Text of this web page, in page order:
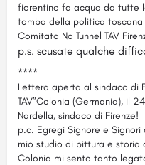
fiorentino fa acqua da tutte
tomba della politica
Comitato No Tunnel TAV
p.s. scusate qualche
****
Lettera aperta al sindaco di
TAV”Colonia (Germania), il
Nardella, sindaco di Firenze!
p.c. Egregi Signore e Signori
mio studio di pittura e storia
Colonia mi sento tanto